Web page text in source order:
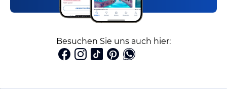
Besuchen Sie uns auch hier: